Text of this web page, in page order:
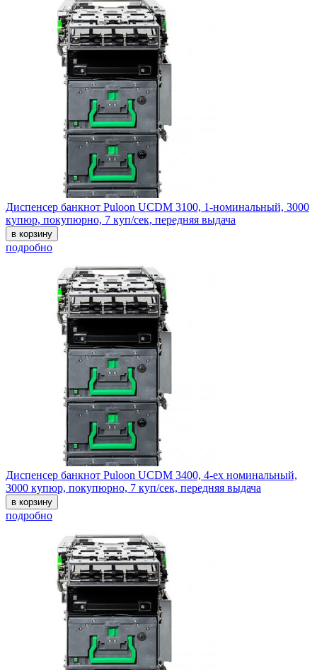
Диспенсер банкнот Puloon UCDM 3100, 1-номинальный, 3000
купюр, покупюрно, 7 куп/сек, передняя выдача
в корзину
подробно
Диспенсер банкнот Puloon UCDM 3400, 4-ех номинальный,
3000 купюр, покупюрно, 7 куп/сек, передняя выдача
в корзину
подробно